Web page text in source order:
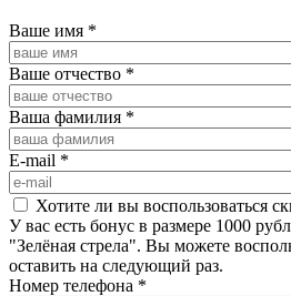
Ваше имя *
Ваше отчество *
Ваша фамилия *
E-mail *
Хотите ли вы воспользоваться
У вас есть бонус в размере 1000
"Зелёная стрела". Вы можете
оставить на следующий раз.
Номер телефона *